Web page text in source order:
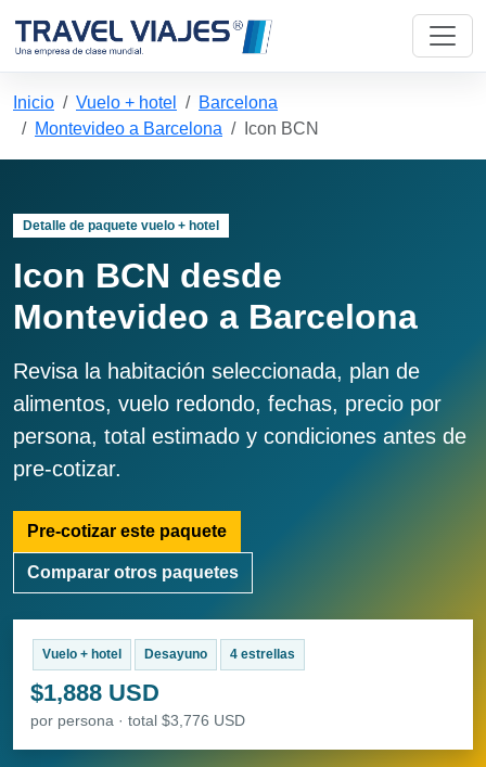
Inicio Vuelo + hotel
Barcelona
Montevideo a Barcelona
Icon BCN
Detalle de paquete vuelo + hotel
Icon BCN desde
Montevideo a Barcelona
Revisa la habitación seleccionada, plan de
alimentos, vuelo redondo, fechas, precio por
persona, total estimado y condiciones antes de
pre-cotizar.
Pre-cotizar este paquete
Comparar otros paquetes
Vuelo + hotel Desayuno 4 estrellas
$1,888 USD
por persona · total $3,776 USD